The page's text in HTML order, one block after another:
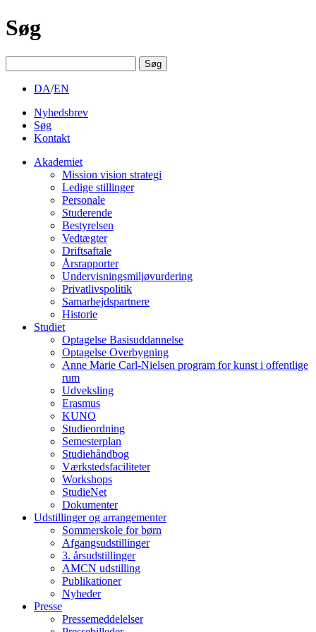
Søg
efter:
DA/EN
Nyhedsbrev
Søg
Kontakt
Akademiet
Mission vision strategi
Ledige stillinger
Personale
Studerende
Bestyrelsen
Vedtægter
Driftsaftale
Årsrapporter
Undervisningsmiljøvurdering
Privatlivspolitik
Samarbejdspartnere
Historie
Studiet
Optagelse Basisuddannelse
Optagelse Overbygning
Anne Marie Carl-Nielsen program for kunst i offentlige
rum
Udveksling
Erasmus
KUNO
Studieordning
Semesterplan
Studiehåndbog
Værkstedsfaciliteter
Workshops
StudieNet
Dokumenter
Udstillinger og arrangementer
Sommerskole for børn
Afgangsudstillinger
3. årsudstillinger
AMCN udstilling
Publikationer
Nyheder
Presse
Pressemeddelelser